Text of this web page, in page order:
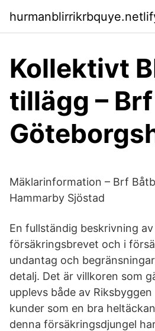
Kollektivt
tillägg – Brf
Mäklarinformation – Brf
Hammarby Sjöstad
En fullständig beskrivning
försäkringsbrevet och i
undantag och
detalj. Det är villkoren som
upplevs både av
kunder som en bra
denna försäkringsdjungel